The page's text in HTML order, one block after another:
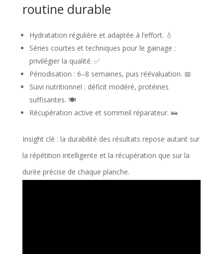
routine durable
Hydratation régulière et adaptée à l’effort. 💧
Séries courtes et techniques pour le gainage :
privilégier la qualité. ✅
Périodisation : 6–8 semaines, puis réévaluation. 📅
Suivi nutritionnel : déficit modéré, protéines
suffisantes. 🍽️
Récupération active et sommeil réparateur. 🛌
Insight clé : la durabilité des résultats repose autant sur
la répétition intelligente et la récupération que sur la
durée précise de chaque planche.